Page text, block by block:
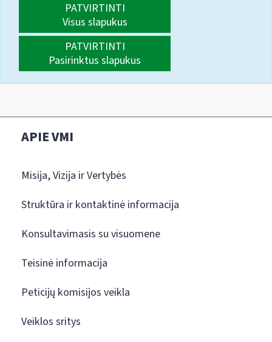
PATVIRTINTI
Visus slapukus
PATVIRTINTI
Pasirinktus slapukus
APIE VMI
Misija, Vizija ir Vertybės
Struktūra ir kontaktinė informacija
Konsultavimasis su visuomene
Teisinė informacija
Peticijų komisijos veikla
Veiklos sritys